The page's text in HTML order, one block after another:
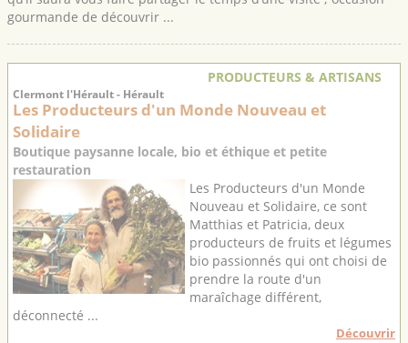
gourmande de découvrir ...
PRODUCTEURS & ARTISANS
Clermont l'Hérault - Hérault
Les Producteurs d'un Monde Nouveau et
Solidaire
Boutique paysanne locale, bio et éthique et petite
restauration
Les Producteurs d'un Monde
Nouveau et Solidaire, ce sont
Matthias et Patricia, deux
producteurs de fruits et légumes
bio passionnés qui ont choisi de
prendre la route d'un
maraîchage différent,
déconnecté ...
Découvrir